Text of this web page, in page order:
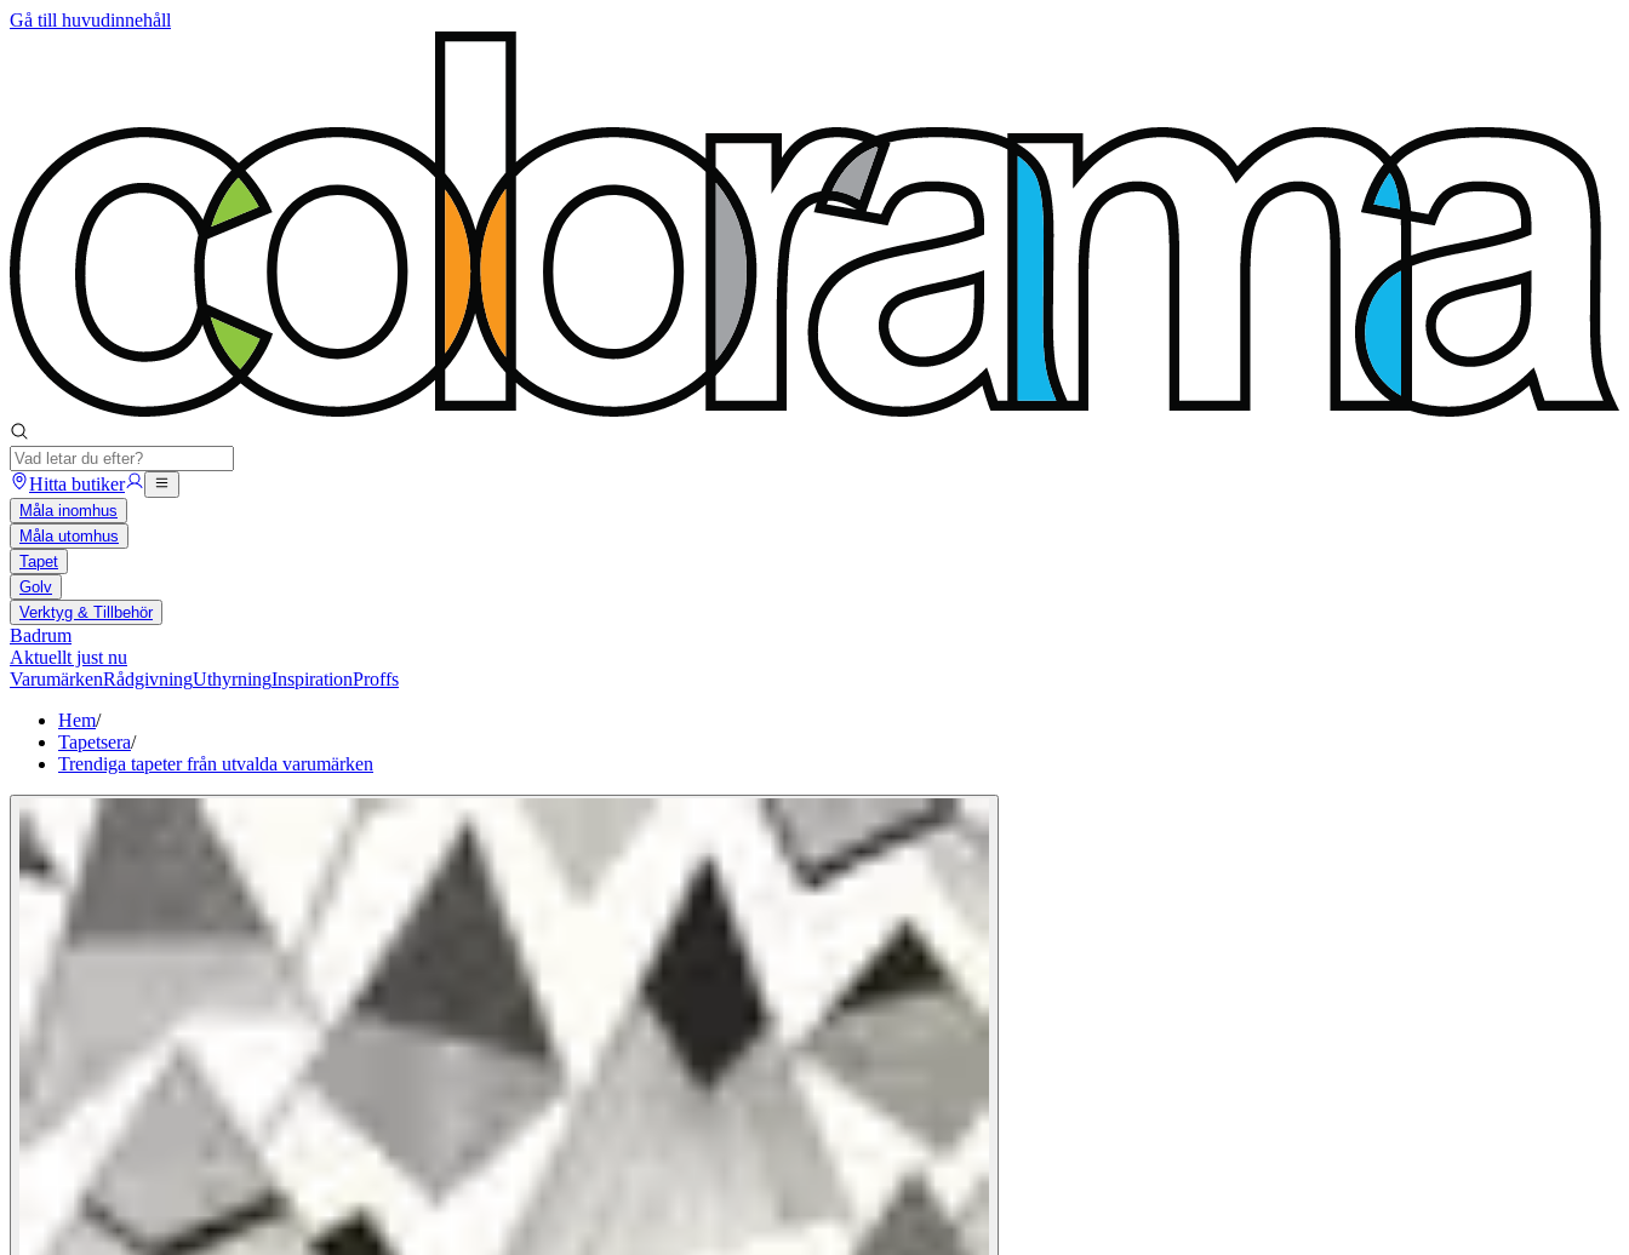
Gå till huvudinnehåll
Hitta butiker
Måla inomhus
Måla utomhus
Tapet
Golv
Verktyg & Tillbehör
Badrum
Aktuellt just nu
VarumärkenRådgivningUthyrningInspirationProffs
Hem/
Tapetsera/
Trendiga tapeter från utvalda varumärken